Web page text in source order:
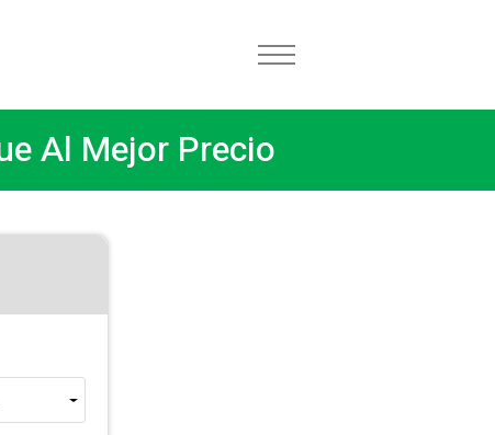
Al Mejor Precio